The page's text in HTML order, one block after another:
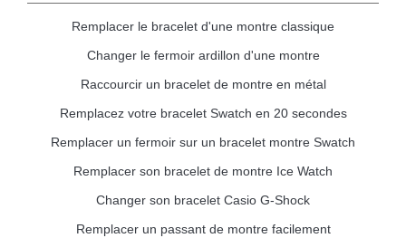
Remplacer le bracelet d'une montre classique
Changer le fermoir ardillon d'une montre
Raccourcir un bracelet de montre en métal
Remplacez votre bracelet Swatch en 20 secondes
Remplacer un fermoir sur un bracelet montre Swatch
Remplacer son bracelet de montre Ice Watch
Changer son bracelet Casio G-Shock
Remplacer un passant de montre facilement